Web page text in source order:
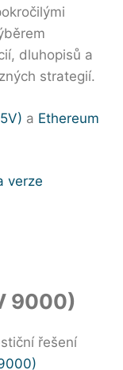
dluhopisů a
strategií.
a Ethereum
verze
9000)
řešení